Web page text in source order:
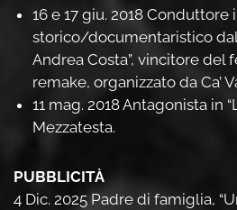
16 e 17 giu. 2018 Conduttore
storico/documentaristico
Andrea Costa”, vincitore del
remake, organizzato da Ca’
11 mag. 2018 Antagonista in
Mezzatesta.
PUBBLICITÀ
4 Dic. 2025 Padre di famiglia,